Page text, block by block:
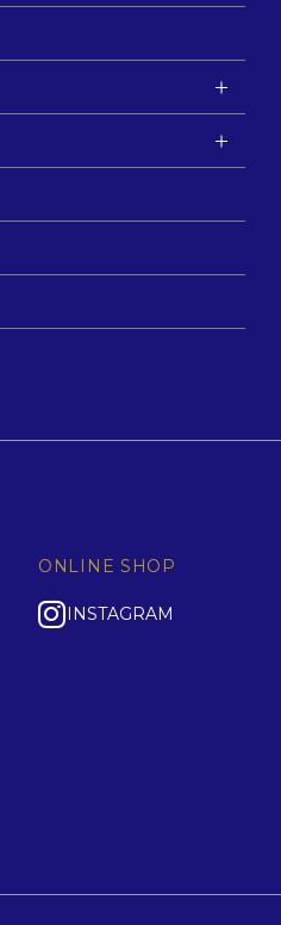
ONLINE SHOP
INSTAGRAM